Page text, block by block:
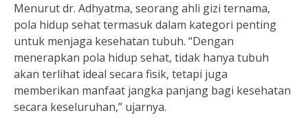
Menurut dr. Adhyatma, seorang ahli gizi ternama,
pola hidup sehat termasuk dalam kategori penting
untuk menjaga kesehatan tubuh. “Dengan
menerapkan pola hidup sehat, tidak hanya tubuh
akan terlihat ideal secara fisik, tetapi juga
memberikan manfaat jangka panjang bagi kesehatan
secara keseluruhan,” ujarnya.